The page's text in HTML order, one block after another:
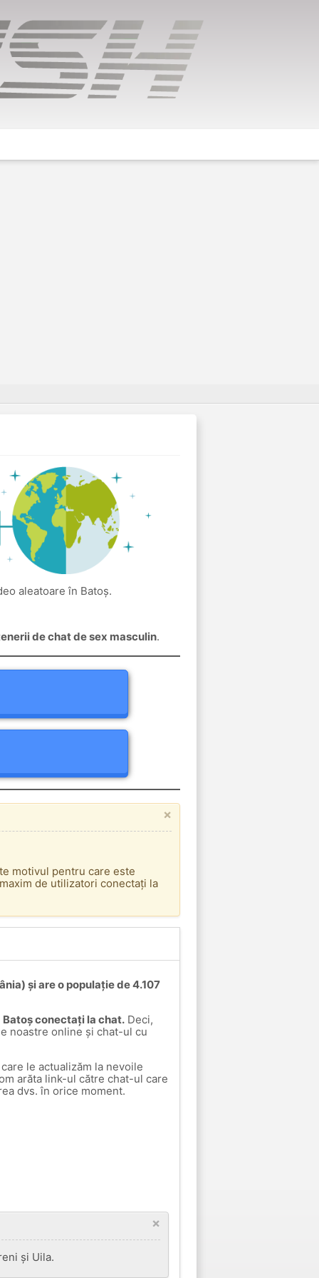
aleatoare în Batoș.
de chat de sex masculin.
×
motivul pentru care este
de utilizatori conectați la
și are o populație de 4.107
conectați la chat.Deci,
noastre online și chat-ul cu
le actualizăm la nevoile
arăta link-ul către chat-ul care
dvs. în orice moment.
×
și Uila.